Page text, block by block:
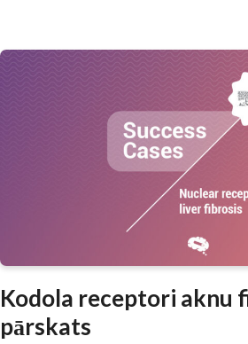
Kodola receptori aknu
pārskats